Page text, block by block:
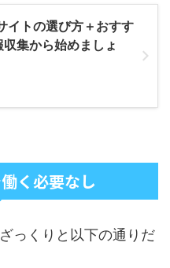
イトの選び方＋おすす
集から始めましょ
く必要なし
っくりと以下の通りだ